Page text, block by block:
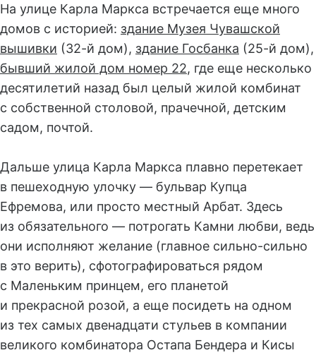
На улице Карла Маркса встречается еще много
домов с историей: здание Музея Чувашской
вышивки (32-й дом), здание Госбанка (25-й дом),
бывший жилой дом номер 22, где еще несколько
десятилетий назад был целый жилой комбинат
с собственной столовой, прачечной, детским
садом, почтой.
Дальше улица Карла Маркса плавно перетекает
в пешеходную улочку — бульвар Купца
Ефремова, или просто местный Арбат. Здесь
из обязательного — потрогать Камни любви, ведь
они исполняют желание (главное сильно-сильно
в это верить), сфотографироваться рядом
с Маленьким принцем, его планетой
и прекрасной розой, а еще посидеть на одном
из тех самых двенадцати стульев в компании
великого комбинатора Остапа Бендера и Кисы